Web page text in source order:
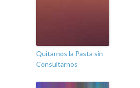
Quitarnos la Pasta sin
Consultarnos